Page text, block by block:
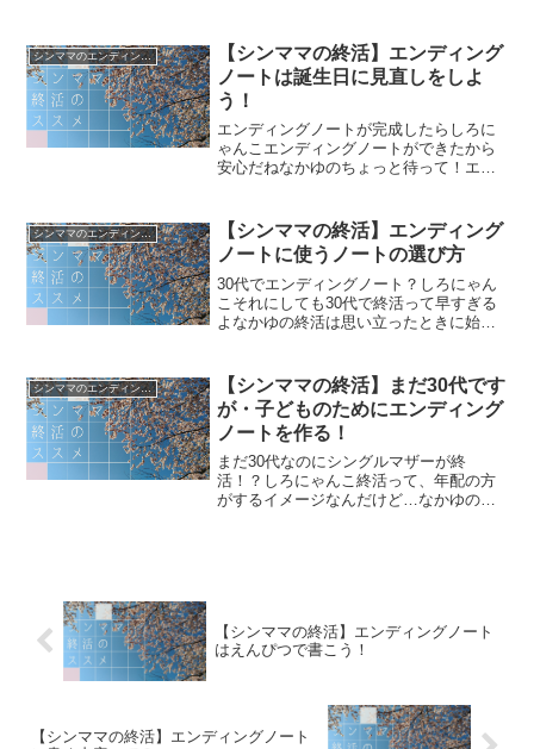
もんね☆エンディングノートは自由に作
ることができますが、自由...
シンママのエンディングノート
【シンママの終活】エンディング
ノートは誕生日に見直しをしよ
う！
エンディングノートが完成したらしろに
ゃんこエンディングノートができたから
安心だねなかゆのちょっと待って！エン
の？エンディングノートにお金のことや
保険のこと、登録サイトの...
シンママのエンディングノート
【シンママの終活】エンディング
ノートに使うノートの選び方
30代でエンディングノート？しろにゃん
こそれにしても30代で終活って早すぎる
よなかゆの終活は思い立ったときに始め
しかわからないことがたくさんあります
よね？子どもが小さい...
シンママのエンディングノート
【シンママの終活】まだ30代です
が・子どものためにエンディング
ノートを作る！
まだ30代なのにシングルマザーが終
活！？しろにゃんこ終活って、年配の方
がするイメージなんだけど…なかゆのま
【シンママの終活】エンディングノート
はえんぴつで書こう！
【シンママの終活】エンディングノート